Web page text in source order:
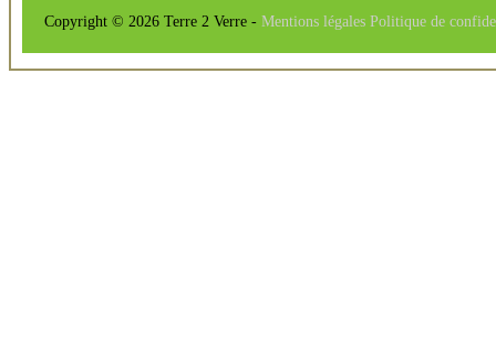
Copyright © 2026 Terre 2 Verre - Mentions légales Politique de